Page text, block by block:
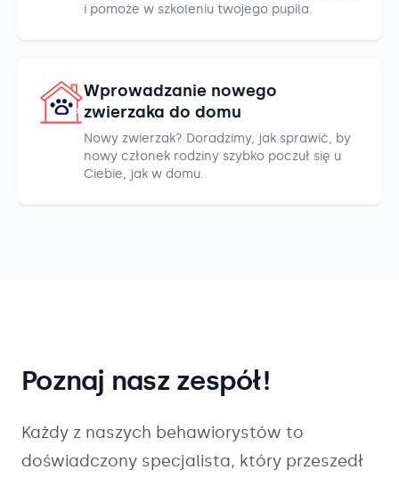
i pomoże w szkoleniu twojego pupila.
Wprowadzanie nowego
zwierzaka do domu
Nowy zwierzak? Doradzimy, jak sprawić, by
nowy członek rodziny szybko poczuł się u
Ciebie, jak w domu.
Poznaj nasz zespół!
Każdy z naszych behawiorystów to
doświadczony specjalista, który przeszedł